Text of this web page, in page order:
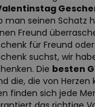
man seinen Schatz
Freund
für Freund
suchst, wir
Die besten
die, die von Herzen
finden sich jede